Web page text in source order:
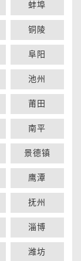
蚌埠
铜陵
阜阳
池州
莆田
南平
景德镇
鹰潭
抚州
淄博
潍坊